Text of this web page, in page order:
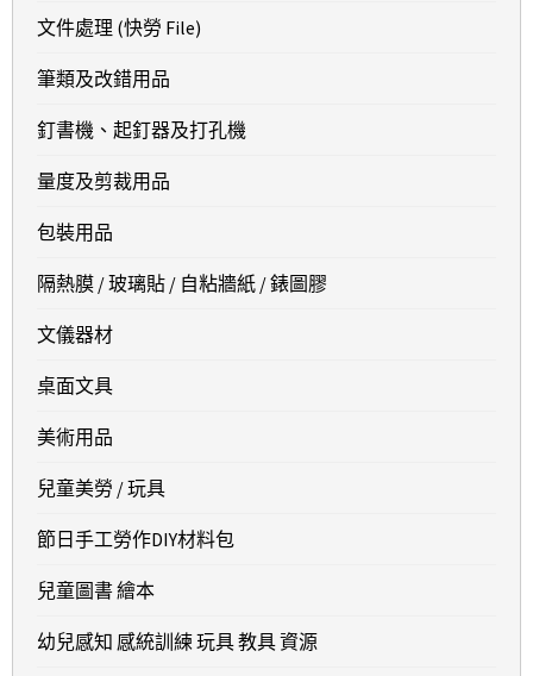
文件處理 (快勞 File)
筆類及改錯用品
釘書機、起釘器及打孔機
量度及剪裁用品
包裝用品
隔熱膜 / 玻璃貼 / 自粘牆紙 / 錶圖膠
文儀器材
桌面文具
美術用品
兒童美勞 / 玩具
節日手工勞作DIY材料包
兒童圖書 繪本
幼兒感知 感統訓練 玩具 教具 資源